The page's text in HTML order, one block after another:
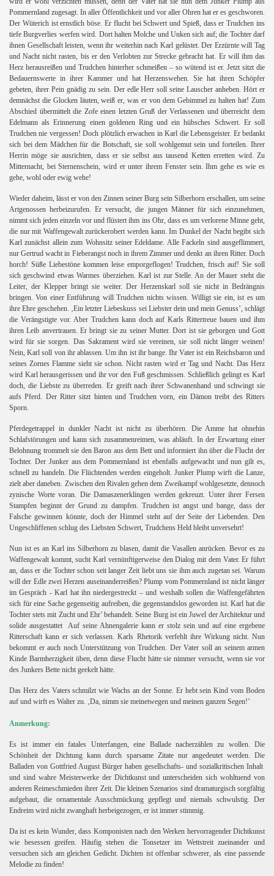
Pommernland zugesagt. In aller Öffentlichkeit und vor aller Ohren hat er es geschworen.
Der Wüterich ist ernstlich böse. Er flucht bei Schwert und Spieß, dass er Trudchen ins
tiefe Burgverlies werfen wird. Dort halten Molche und Unken sich auf; die Tochter darf
ihnen Gesellschaft leisten, wenn ihr weiterhin nach Karl gelüstet. Der Erzürnte will Tag
und Nacht nicht rasten, bis er den Verlobten zur Strecke gebracht hat. Er will ihm das
Herz herausreißen und Trudchen hinterher schmeißen – so wütend ist er. Jetzt sitzt die
Bedauernswerte in ihrer Kammer und hat Herzenswehen. Sie hat ihren Schöpfer
gebeten, ihrer Pein gnädig zu sein. Der edle Herr soll seine Lauscher anheben. Hört er
demnächst die Glocken läuten, weiß er, was er von dem Gebimmel zu halten hat! Zum
Abschied übermittelt die Zofe einen letzten Gruß der Verlassenen und überreicht dem
Edelmann als Erinnerung einen goldenen Ring und ein hübsches Schwert. Er soll
Trudchen nie vergessen! Doch plötzlich erwachen in Karl die Lebensgeister. Er bedankt
sich bei dem Mädchen für die Botschaft, sie soll wohlgemut sein und forteilen. Ihrer
Herrin möge sie ausrichten, dass er sie selbst aus tausend Ketten erretten wird. Zu
Mitternacht, bei Sternenschein, wird er unter ihrem Fenster sein. Ihm gehe es wie es
gehe, wohl oder ewig wehe!
Wieder daheim, lässt er von den Zinnen seiner Burg sein Silberhorn erschallen, um seine
Artgenossen herbeizurufen. Er versucht, die jungen Männer für sich einzunehmen,
nimmt sich jeden einzeln vor und flüstert ihm ins Ohr, dass es um verlorene Minne geht,
die nur mit Waffengewalt zurückerobert werden kann. Im Dunkel der Nacht begibt sich
Karl zunächst allein zum Wohnsitz seiner Edeldame. Alle Fackeln sind ausgeflimmert,
nur Gertrud wacht in Fieberangst noch in ihrem Zimmer und denkt an ihren Ritter. Doch
horch! Süße Liebestöne kommen leise emporgeflogen! Trudchen, frisch auf! Sie soll
sich geschwind etwas Warmes überziehen. Karl ist zur Stelle. An der Mauer steht die
Leiter, der Klepper bringt sie weiter. Der Herzenskarl soll sie nicht in Bedrängnis
bringen. Von einer Entführung will Trudchen nichts wissen. Willigt sie ein, ist es um
ihre Ehre geschehen. ‚Ein letzter Liebeskuss sei Liebster dein und mein Genuss’, schlägt
die Verängstigte vor. Aber Trudchen kann doch auf Karls Rittertreue bauen und ihm
ihren Leib anvertrauen. Er bringt sie zu seiner Mutter. Dort ist sie geborgen und Gott
wird für sie sorgen. Das Sakrament wird sie vereinen, sie soll nicht länger weinen!
Nein, Karl soll von ihr ablassen. Um ihn ist ihr bange. Ihr Vater ist ein Reichsbaron und
seines Zornes Flamme sieht sie schon. Nicht rasten wird er Tag und Nacht. Das Herz
wird Karl herausgerissen und ihr vor den Fuß geschmissen. Schließlich gelingt es Karl
doch, die Liebste zu überreden. Er greift nach ihrer Schwanenhand und schwingt sie
aufs Pferd. Der Ritter sitzt hinten und Trudchen vorn, ein Dämon treibt des Ritters
Sporn.
Pferdegetrappel in dunkler Nacht ist nicht zu überhören. Die Amme hat ohnehin
Schlafstörungen und kann sich zusammenreimen, was abläuft. In der Erwartung einer
Belohnung trommelt sie den Baron aus dem Bett und informiert ihn über die Flucht der
Tochter. Der Junker aus dem Pommernland ist ebenfalls aufgewacht und nun gilt es,
schnell zu handeln. Die Flüchtenden werden eingeholt. Junker Plump wirft die Lanze,
zielt aber daneben. Zwischen den Rivalen gehen dem Zweikampf wohlgesetzte, dennoch
zynische Worte voran. Die Damaszenerklingen werden gekreuzt. Unter ihrer Fersen
Stampfen beginnt der Grund zu dampfen. Trudchen ist angst und bange, dass der
Falsche gewinnen könnte, doch der Himmel steht auf der Seite der Liebenden. Den
Ungeschliffenen schlug des Liebsten Schwert, Trudchens Held bleibt unversehrt!
Nun ist es an Karl ins Silberhorn zu blasen, damit die Vasallen anrücken. Bevor es zu
Waffengewalt kommt, sucht Karl vernünftigerweise den Dialog mit dem Vater. Er führt
an, dass er die Tochter schon seit langer Zeit liebt uns sie ihm auch zugetan sei. Warum
will der Edle zwei Herzen auseinanderreißen? Plump vom Pommernland ist nicht länger
im Gespräch - Karl hat ihn niedergestreckt – und weshalb sollen die Waffengefährten
sich für eine Sache gegenseitig aufreiben, die gegenstandslos geworden ist. Karl hat die
Tochter stets mit Zucht und Ehr’ behandelt. Seine Burg ist ein Juwel der Architektur und
solide ausgestattet
Auf seine Ahnengalerie kann er stolz sein und auf eine ergebene
Ritterschaft kann er sich verlassen. Karls Rhetorik verfehlt ihre Wirkung nicht. Nun
bekommt er auch noch Unterstützung von Trudchen. Der Vater soll an seinem armen
Kinde Barmherzigkeit üben, denn diese Flucht hätte sie nimmer versucht, wenn sie vor
des Junkers Bette nicht geekelt hätte.
Das Herz des Vaters schmilzt wie Wachs an der Sonne. Er hebt sein Kind vom Boden
auf und wirft es Walter zu. ‚Da, nimm sie meinetwegen und meinen ganzen Segen!’
Anmerkung:
Es ist immer ein fatales Unterfangen, eine Ballade nacherzählen zu wollen. Die
Schönheit der Dichtung kann durch sparsame Zitate nur angedeutet werden. Die
Balladen von Gottfried August Bürger haben gesellschafts- und sozialkritischen Inhalt
und sind wahre Meisterwerke der Dichtkunst und unterscheiden sich wohltuend von
anderen Reimeschmieden ihrer Zeit. Die kleinen Szenarios sind dramaturgisch sorgfältig
aufgebaut, die ornamentale Ausschmückung gepflegt und niemals schwulstig. Der
Endreim wird nicht zwanghaft herbeigezogen, er ist immer stimmig.
Da ist es kein Wunder, dass Komponisten nach den Werken hervorragender Dichtkunst
wie besessen greifen. Häufig stehen die Tonsetzer im Wettstreit zueinander und
versuchen sich am gleichen Gedicht. Dichten ist offenbar schwerer, als eine passende
Melodie zu finden!